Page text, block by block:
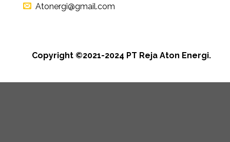
Atonergi@gmail.com
Copyright ©2021-2024 PT Reja Aton Energi.